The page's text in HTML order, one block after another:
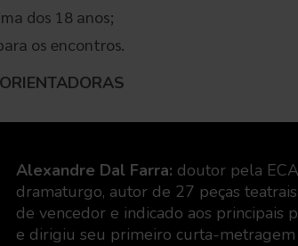
dos 18 anos;
os encontros.
Alexandre Dal Farra: doutor pela
dramaturgo, autor de 27 peças
de vencedor e indicado aos principais
e dirigiu seu primeiro curta-metragem